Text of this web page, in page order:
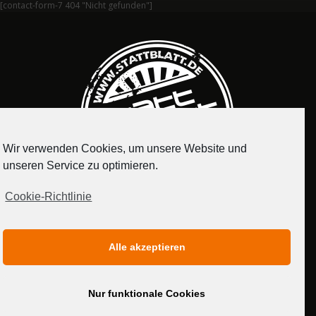
[contact-form-7 404 "Nicht gefunden"]
MEDIADATEN
Wir verwenden Cookies, um unsere Website und
unseren Service zu optimieren.
Cookie-Richtlinie
Alle akzeptieren
Nur funktionale Cookies